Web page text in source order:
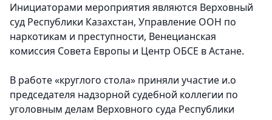
Инициаторами мероприятия являются Верховный
суд Республики Казахстан, Управление ООН по
наркотикам и преступности, Венецианская
комиссия Совета Европы и Центр ОБСЕ в Астане.
В работе «круглого стола» приняли участие и.о
председателя надзорной судебной коллегии по
уголовным делам Верховного суда Республики